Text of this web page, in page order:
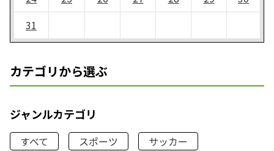
31
カテゴリから選ぶ
ジャンルカテゴリ
すべて スポーツ
サッカー